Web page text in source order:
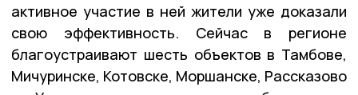
активное участие в ней жители уже доказали
свою эффективность. Сейчас в регионе
благоустраивают шесть объектов в Тамбове,
Мичуринске, Котовске, Моршанске, Рассказово